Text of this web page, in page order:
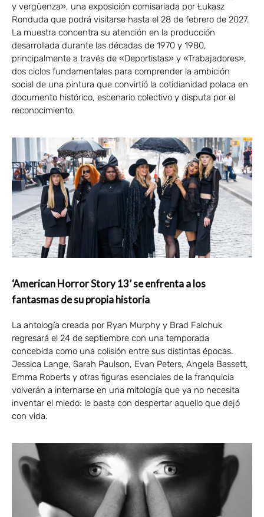
y vergüenza», una exposición comisariada por Łukasz
Ronduda que podrá visitarse hasta el 28 de febrero de 2027.
La muestra concentra su atención en la producción
desarrollada durante las décadas de 1970 y 1980,
principalmente a través de «Deportistas» y «Trabajadores»,
dos ciclos fundamentales para comprender la ambición
social de una pintura que convirtió la cotidianidad polaca en
documento histórico, escenario colectivo y disputa por el
reconocimiento.
‘American Horror Story 13’ se enfrenta a los
fantasmas de su propia historia
La antología creada por Ryan Murphy y Brad Falchuk
regresará el 24 de septiembre con una temporada
concebida como una colisión entre sus distintas épocas.
Jessica Lange, Sarah Paulson, Evan Peters, Angela Bassett,
Emma Roberts y otras figuras esenciales de la franquicia
volverán a internarse en una mitología que ya no necesita
inventar el miedo: le basta con despertar aquello que dejó
con vida.